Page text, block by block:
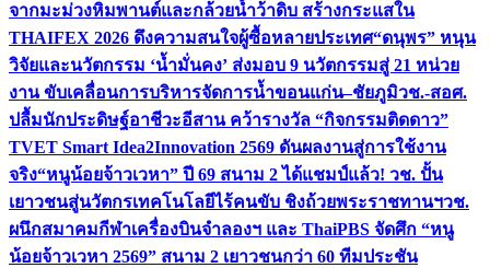
จากมะม่วงหิมพานต์และกล้วยน้ำว้าดิบ สร้างกระแสใน
THAIFEX 2026 ดึงความสนใจผู้ซื้อหลายประเทศ“ดนุพร” หนุน
วิจัยและนวัตกรรม ‘น้ำมั่นคง’ ส่งมอบ 9 นวัตกรรมสู่ 21 หน่วย
งาน ขับเคลื่อนการบริหารจัดการน้ำขอนแก่น–ชัยภูมิวช.-สอศ.
ปลื้มนักประดิษฐ์อาชีวะอีสาน คว้ารางวัล “กิจกรรมติดดาว”
TVET Smart Idea2Innovation 2569 ดันผลงานสู่การใช้งาน
จริง“หนูน้อยจ้าวเวหา” ปี 69 สนาม 2 ได้แชมป์แล้ว! วช. ปั้น
เยาวชนสู่นวัตกรเทคโนโลยีไร้คนขับ ชิงถ้วยพระราชทานฯวช.
ผนึกสมาคมกีฬาเครื่องบินจำลองฯ และ ThaiPBS จัดศึก “หนู
น้อยจ้าวเวหา 2569” สนาม 2 เยาวชนกว่า 60 ทีมประชัน